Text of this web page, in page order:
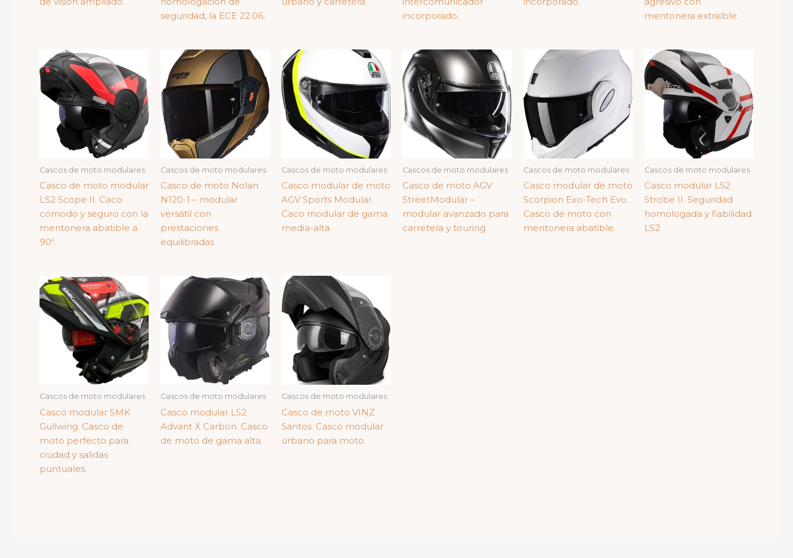
seguridad, la ECE 22.06.
incorporado.
mentonera extraíble.
Cascos de moto modulares
Casco de moto modular
LS2 Scope II. Caco
cómodo y seguro con la
mentonera abatible a
90º.
Cascos de moto modulares
Casco de moto Nolan
N120-1 – modular
versátil con
prestaciones
equilibradas
Cascos de moto modulares
Casco modular de moto
AGV Sports Modular.
Caco modular de gama
media-alta
Cascos de moto modulares
Casco de moto AGV
StreetModular –
modular avanzado para
carretera y touring
Cascos de moto modulares
Casco modular de moto
Scorpion Exo-Tech Evo.
Casco de moto con
mentonera abatible.
Cascos de moto modulares
Casco modular LS2
Strobe II. Seguridad
homologada y fiabilidad
LS2
Cascos de moto modulares
Casco modular SMK
Gullwing. Casco de
moto perfecto para
ciudad y salidas
puntuales.
Cascos de moto modulares
Casco modular LS2
Advant X Carbon. Casco
de moto de gama alta.
Cascos de moto modulares
Casco de moto VINZ
Santos. Casco modular
urbano para moto.